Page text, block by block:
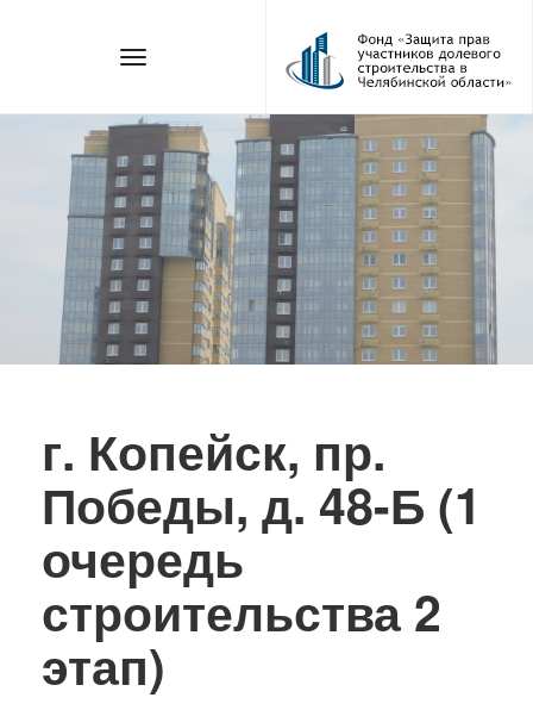
г. Копейск, пр.
Победы, д. 48-Б (1
очередь
строительства 2
этап)